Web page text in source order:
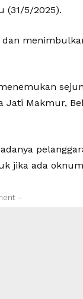
(31/5/2025).
Makmur,
jika ada
-